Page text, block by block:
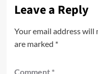
Leave a Reply
Your email address will
are marked *
Comment *